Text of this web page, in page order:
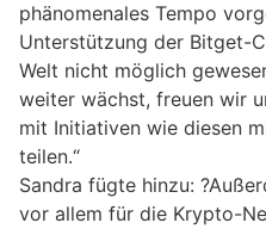
phänomenales Tempo
Unterstützung der Bitget-
Welt nicht möglich
weiter wächst, freuen wir
mit Initiativen wie diesen
teilen.“
Sandra fügte hinzu:
vor allem für die Krypto-